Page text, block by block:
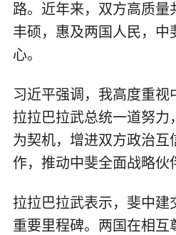
路。近年来，双方高质量
丰硕，惠及两国人民，中
心。
习近平强调，我高度重视
拉拉巴拉武总统一道努力
为契机，增进双方政治互
作，推动中斐全面战略伙
拉拉巴拉武表示，斐中建
重要里程碑。两国在相互